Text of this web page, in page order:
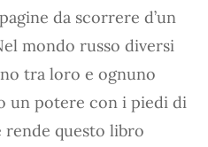
da scorrere d’un
mondo russo diversi
tra loro e ognuno
un potere con i piedi di
rende questo libro